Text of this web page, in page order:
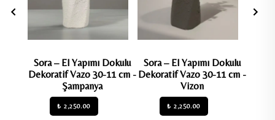
Sora – El Yapımı Dokulu
Dekoratif Vazo 30-11 cm -
Şampanya
₺ 2,250.00
Sora – El Yapımı Dokulu
Dekoratif Vazo 30-11 cm -
Vizon
₺ 2,250.00